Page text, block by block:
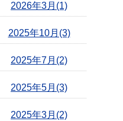
2026年3月(1)
2025年10月(3)
2025年7月(2)
2025年5月(3)
2025年3月(2)